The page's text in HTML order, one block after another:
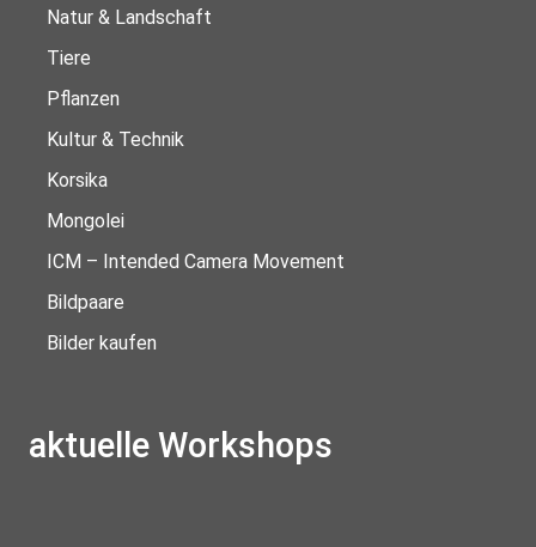
Natur & Landschaft
Tiere
Pflanzen
Kultur & Technik
Korsika
Mongolei
ICM – Intended Camera Movement
Bildpaare
Bilder kaufen
aktuelle Workshops